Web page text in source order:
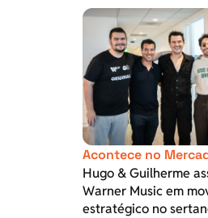
Acontece no
Hugo & Guilherme
Warner Music em
estratégico no